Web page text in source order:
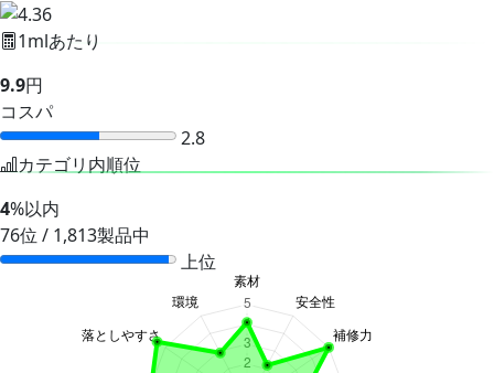
1mlあたり
9.9円
コスパ
2.8
カテゴリ内順位
4%以内
76位 / 1,813製品中
上位